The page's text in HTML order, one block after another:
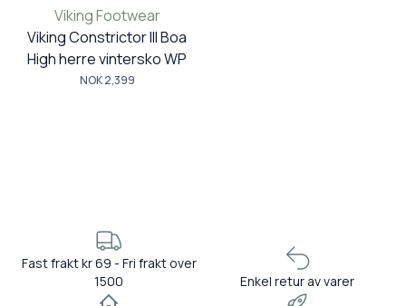
Viking Footwear
Viking Constrictor III Boa
High herre vintersko WP
NOK 2,399
Fast frakt kr 69 - Fri frakt over
1500
Enkel retur av varer